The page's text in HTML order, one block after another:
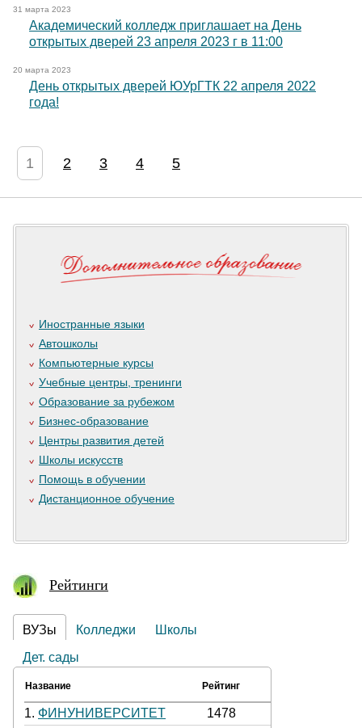
31 марта 2023
Академический колледж приглашает на День
открытых дверей 23 апреля 2023 г в 11:00
20 марта 2023
День открытых дверей ЮУрГТК 22 апреля 2022
года!
1 2 3 4 5
Иностранные языки
Автошколы
Компьютерные курсы
Учебные центры, тренинги
Образование за рубежом
Бизнес-образование
Центры развития детей
Школы искусств
Помощь в обучении
Дистанционное обучение
Рейтинги
ВУЗы Колледжи
Школы
Дет. сады
Название Рейтинг
1. ФИНУНИВЕРСИТЕТ
1478